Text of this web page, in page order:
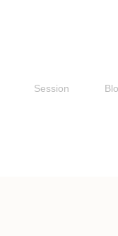
Session